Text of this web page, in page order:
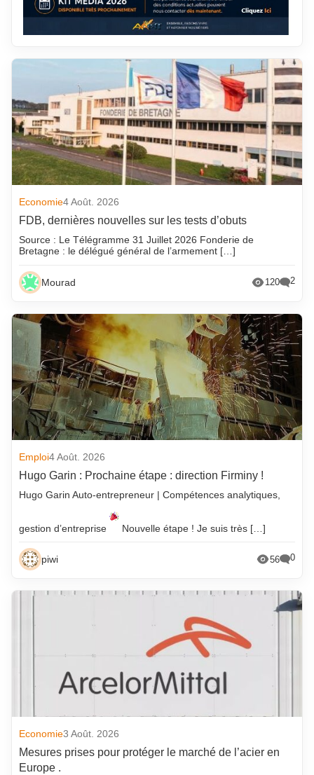
Economie4 Août. 2026
FDB, dernières nouvelles sur les tests d’obuts
Source : Le Télégramme 31 Juillet 2026 Fonderie de
Bretagne : le délégué général de l’armement […]
Mourad 120 2
Emploi4 Août. 2026
Hugo Garin : Prochaine étape : direction Firminy !
Hugo Garin Auto-entrepreneur | Compétences analytiques,
gestion d’entreprise Nouvelle étape ! Je suis très […]
piwi 56 0
Economie3 Août. 2026
Mesures prises pour protéger le marché de l’acier en
Europe .